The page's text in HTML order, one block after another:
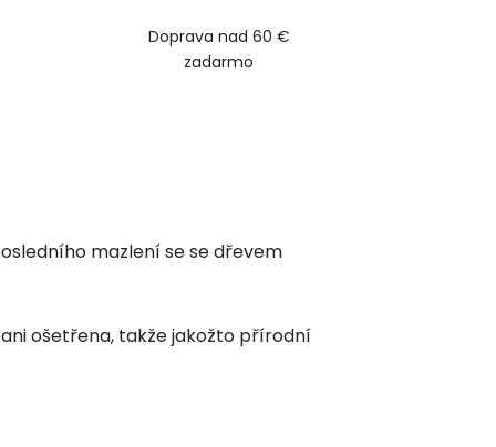
Doprava nad 60 €
zadarmo
mazlení se se dřevem
ošetřena, takže jakožto přírodní